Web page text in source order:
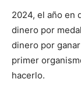
2024, el año en
dinero por
dinero por
primer
hacerlo.